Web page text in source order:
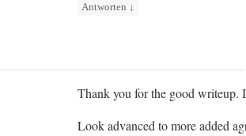
Antworten ↓
Thank you for the good writeup.
Look advanced to more added